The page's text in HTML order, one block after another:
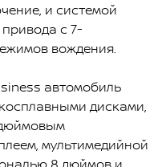
и системой
с 7-
вождения.
автомобиль
дисками,
мультимедийной